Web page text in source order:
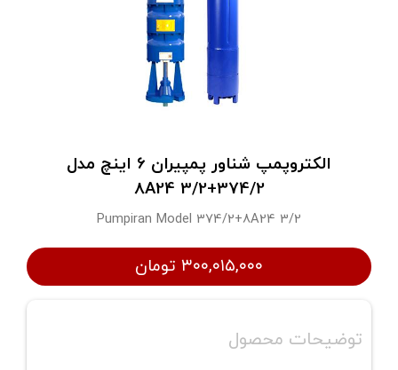
الکتروپمپ شناور پمپیران 6 اینچ مدل
374/2+8A24 3/2
Pumpiran Model 374/2+8A24 3/2
۳۰۰,۰۱۵,۰۰۰ تومان
توضیحات محصول